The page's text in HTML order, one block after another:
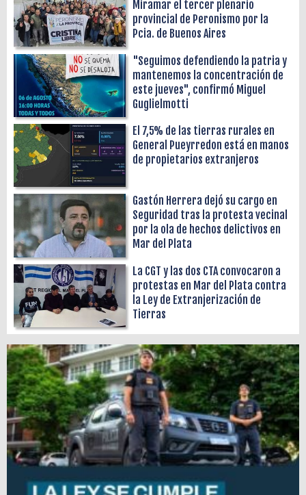
Miramar el tercer plenario
provincial de Peronismo por la
Pcia. de Buenos Aires
"Seguimos defendiendo la patria y
mantenemos la concentración de
este jueves", confirmó Miguel
Guglielmotti
El 7,5% de las tierras rurales en
General Pueyrredon está en manos
de propietarios extranjeros
Gastón Herrera dejó su cargo en
Seguridad tras la protesta vecinal
por la ola de hechos delictivos en
Mar del Plata
La CGT y las dos CTA convocaron a
protestas en Mar del Plata contra
la Ley de Extranjerización de
Tierras